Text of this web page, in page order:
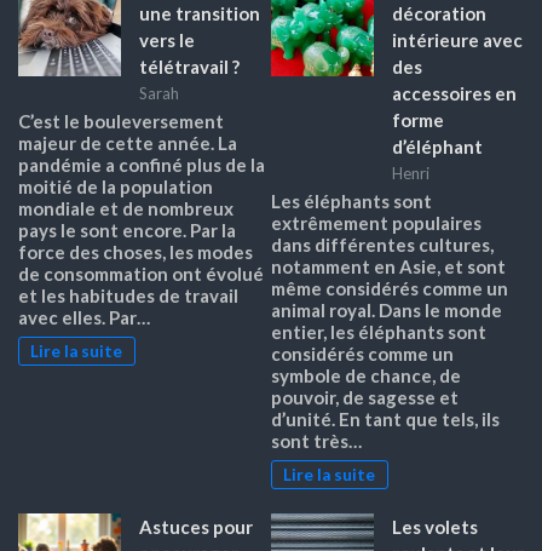
une transition
vers le
télétravail ?
Sarah
C’est le bouleversement
majeur de cette année. La
pandémie a confiné plus de la
moitié de la population
mondiale et de nombreux
pays le sont encore. Par la
force des choses, les modes
de consommation ont évolué
et les habitudes de travail
avec elles. Par…
Lire la suite
décoration
intérieure avec
des
accessoires en
forme
d’éléphant
Henri
Les éléphants sont
extrêmement populaires
dans différentes cultures,
notamment en Asie, et sont
même considérés comme un
animal royal. Dans le monde
entier, les éléphants sont
considérés comme un
symbole de chance, de
pouvoir, de sagesse et
d’unité. En tant que tels, ils
sont très…
Lire la suite
Astuces pour
Les volets